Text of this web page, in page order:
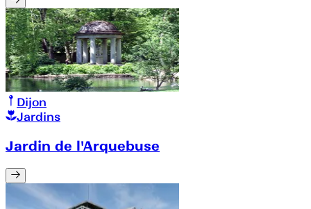
Dijon
Jardins
Jardin de l'Arquebuse